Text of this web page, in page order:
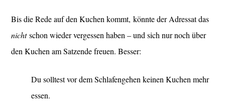
Bis die Rede auf den Kuchen kommt, könnte der Adressat das
nichtschon wieder vergessen haben – und sich nur noch über
den Kuchen am Satzende freuen. Besser:
Du solltest vor dem Schlafengehen keinen Kuchen mehr
essen.